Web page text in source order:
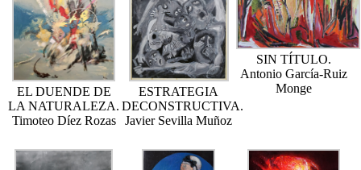
EL DUENDE DE
LA NATURALEZA.
Timoteo Díez Rozas
ESTRATEGIA
DECONSTRUCTIVA.
Javier Sevilla Muñoz
SIN TÍTULO.
Antonio García-Ruiz
Monge